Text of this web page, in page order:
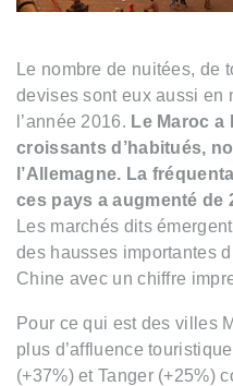
Le nombre de nuitées, de
devises sont eux aussi en
l’année 2016. Le Maroc a
croissants d’habitués,
l’Allemagne. La
ces pays a augmenté de
Les marchés dits
des hausses importantes
Chine avec un chiffre
Pour ce qui est des villes
plus d’affluence
(+37%) et Tanger (+25%)